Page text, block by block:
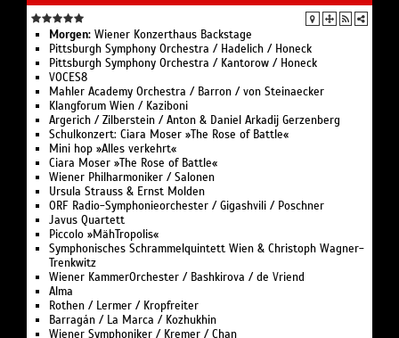
Morgen: Wiener Konzerthaus Backstage
Pittsburgh Symphony Orchestra / Hadelich / Honeck
Pittsburgh Symphony Orchestra / Kantorow / Honeck
VOCES8
Mahler Academy Orchestra / Barron / von Steinaecker
Klangforum Wien / Kaziboni
Argerich / Zilberstein / Anton & Daniel Arkadij Gerzenberg
Schulkonzert: Ciara Moser »The Rose of Battle«
Mini hop »Alles verkehrt«
Ciara Moser »The Rose of Battle«
Wiener Philharmoniker / Salonen
Ursula Strauss & Ernst Molden
ORF Radio-Symphonieorchester / Gigashvili / Poschner
Javus Quartett
Piccolo »MähTropolis«
Symphonisches Schrammelquintett Wien & Christoph Wagner-
Trenkwitz
Wiener KammerOrchester / Bashkirova / de Vriend
Alma
Rothen / Lermer / Kropfreiter
Barragán / La Marca / Kozhukhin
Wiener Symphoniker / Kremer / Chan